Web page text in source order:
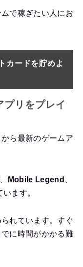
で稼ぎたい人にお
カードを貯めよ
プリをプレイ
ら最新のゲームア
Mobile Legend
ます。
れています。すぐ
に時間がかかる難